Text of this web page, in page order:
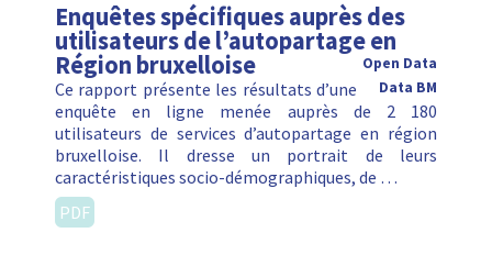
Enquêtes spécifiques auprès des
utilisateurs de l’autopartage en
Région bruxelloise
Open Data
Data BM
Ce rapport présente les résultats d’une
enquête en ligne menée auprès de 2 180
utilisateurs de services d’autopartage en région
bruxelloise. Il dresse un portrait de leurs
caractéristiques socio-démographiques, de …
PDF